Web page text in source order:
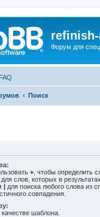
Форум для
FAQ
Поиск
+ , чтобы определить
для слов, которых в
| для поиска любого слова из
совпадения.
шаблона.